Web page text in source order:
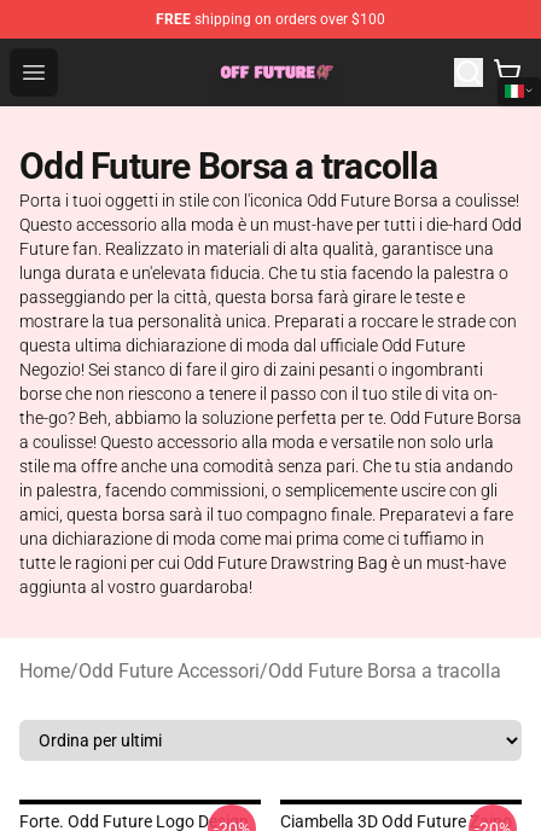
FREE shipping on orders over $100
Open menu
Odd Future Store - Official Odd Future Merchandise Shop
Odd Future Borsa a tracolla
Porta i tuoi oggetti in stile con l'iconica Odd Future Borsa a coulisse!
Questo accessorio alla moda è un must-have per tutti i die-hard Odd
Future fan. Realizzato in materiali di alta qualità, garantisce una
lunga durata e un'elevata fiducia. Che tu stia facendo la palestra o
passeggiando per la città, questa borsa farà girare le teste e
mostrare la tua personalità unica. Preparati a roccare le strade con
questa ultima dichiarazione di moda dal ufficiale Odd Future
Negozio! Sei stanco di fare il giro di zaini pesanti o ingombranti
borse che non riescono a tenere il passo con il tuo stile di vita on-
the-go? Beh, abbiamo la soluzione perfetta per te. Odd Future Borsa
a coulisse! Questo accessorio alla moda e versatile non solo urla
stile ma offre anche una comodità senza pari. Che tu stia andando
in palestra, facendo commissioni, o semplicemente uscire con gli
amici, questa borsa sarà il tuo compagno finale. Preparatevi a fare
una dichiarazione di moda come mai prima come ci tuffiamo in
tutte le ragioni per cui Odd Future Drawstring Bag è un must-have
aggiunta al vostro guardaroba!
Home/Odd Future Accessori/Odd Future Borsa a tracolla
Forte. Odd Future Logo Design
Ciambella 3D Odd Future Zaino